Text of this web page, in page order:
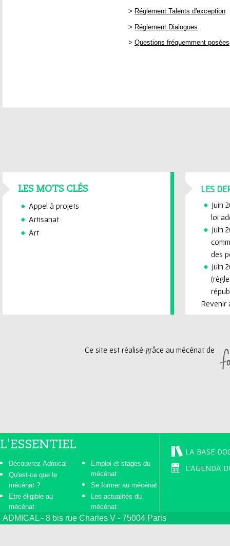
> Réglement Talents d'exception
> Réglement Dialogues
> Questions fréquemment posées
LES MOTS CLÉS
Appel à projets
Artisanat
Art
LES
Juin
loi
Juin
des
Juin
Revenir
Ce site est réalisé grâce au mécénat de
L'ESSENTIEL
Découvrez Admical
Qu'est-ce que le
mécénat ?
Etre éligible au
mécénat
Emploi et stages du
mécénat
Se former au mécénat
Les actualités du
mécénat
LA BASE
L'AGENDA
ADMICAL - 8 bis rue Charles V - 75004 Paris